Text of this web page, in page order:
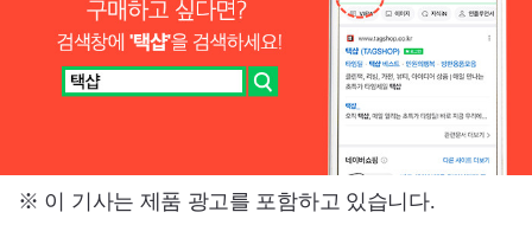
※ 이 기사는 제품 광고를 포함하고 있습니다.